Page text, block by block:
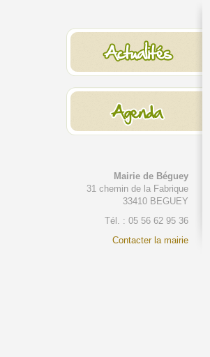
Mairie de Béguey
31 chemin de la Fabrique
33410 BEGUEY
Tél. : 05 56 62 95 36
Contacter la mairie